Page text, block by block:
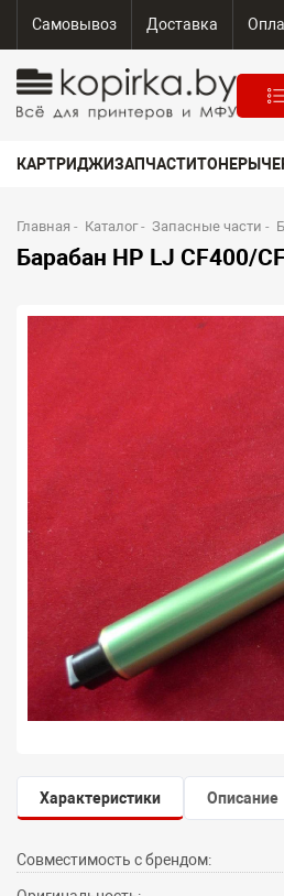
Самовывоз Доставка
КАРТРИДЖИЗАПЧАСТИТОНЕРЫ
Главная - Каталог - Запасные части -
Барабан HP LJ CF400/
Характеристики Описание
Совместимость с брендом: